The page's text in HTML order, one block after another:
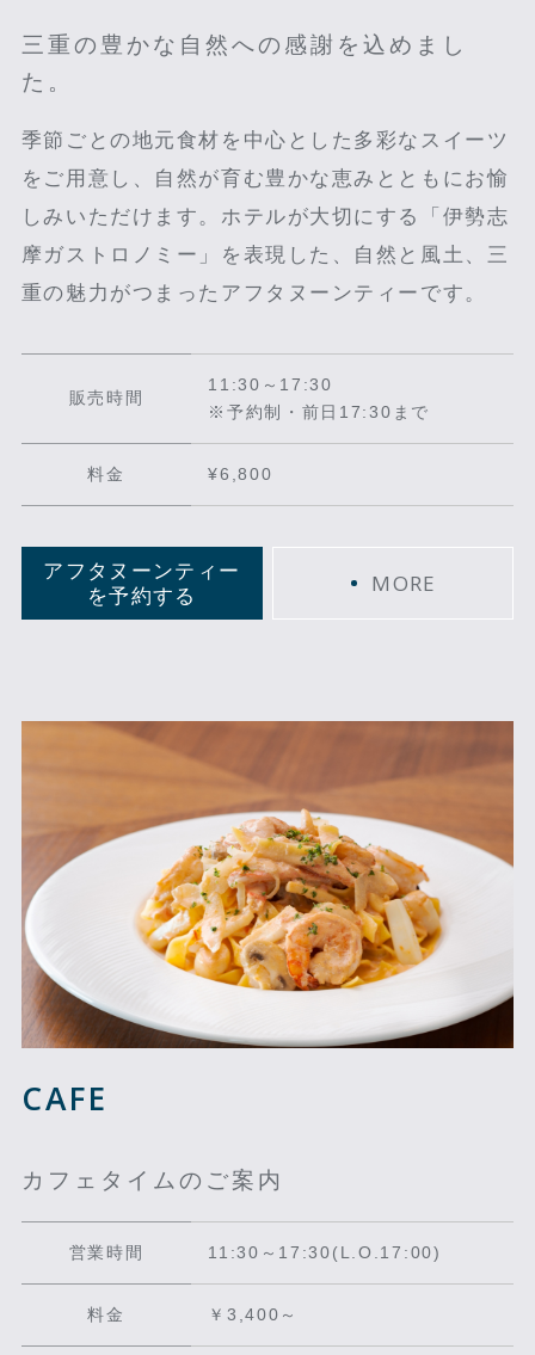
三重の豊かな自然への感謝を込めまし
た。
季節ごとの地元食材を中心とした多彩なスイーツ
をご用意し、自然が育む豊かな恵みとともにお愉
しみいただけます。ホテルが大切にする「伊勢志
摩ガストロノミー」を表現した、自然と風土、三
重の魅力がつまったアフタヌーンティーです。
販売時間
11:30～17:30
※予約制・前日17:30まで
料金 ¥6,800
アフタヌーンティー
を予約する
MORE
CAFE
カフェタイムのご案内
営業時間 11:30～17:30(L.O.17:00)
料金 ￥3,400～